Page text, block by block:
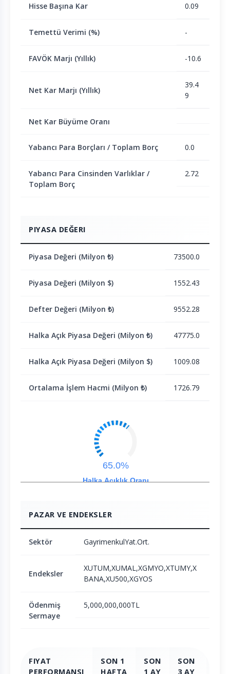
Hisse Başına Kar 0.09
Temettü Verimi (%) -
FAVÖK Marjı (Yıllık) -10.6
Net Kar Marjı (Yıllık)
39.4
9
Net Kar Büyüme Oranı
Yabancı Para Borçları / Toplam Borç 0.0
Yabancı Para Cinsinden Varlıklar /
Toplam Borç
2.72
PIYASA DEĞERI
Piyasa Değeri (Milyon ₺) 73500.0
Piyasa Değeri (Milyon $) 1552.43
Defter Değeri (Milyon ₺) 9552.28
Halka Açık Piyasa Değeri (Milyon ₺) 47775.0
Halka Açık Piyasa Değeri (Milyon $) 1009.08
Ortalama İşlem Hacmi (Milyon ₺) 1726.79
Halka Açıklık Oranı
65.0%
PAZAR VE ENDEKSLER
Sektör GayrimenkulYat.Ort.
Endeksler
XUTUM,XUMAL,XGMYO,XTUMY,X
BANA,XU500,XGYOS
Ödenmiş
Sermaye
5,000,000,000TL
FIYAT
PERFORMANSI
SON 1
HAFTA
SON
1 AY
SON
3 AY